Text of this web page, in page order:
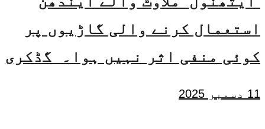
استعمال کرنے والی گاڑیوں پر
کوئی منفی اثر نہیں ہوا۔ گڈکری
11 دسمبر 2025